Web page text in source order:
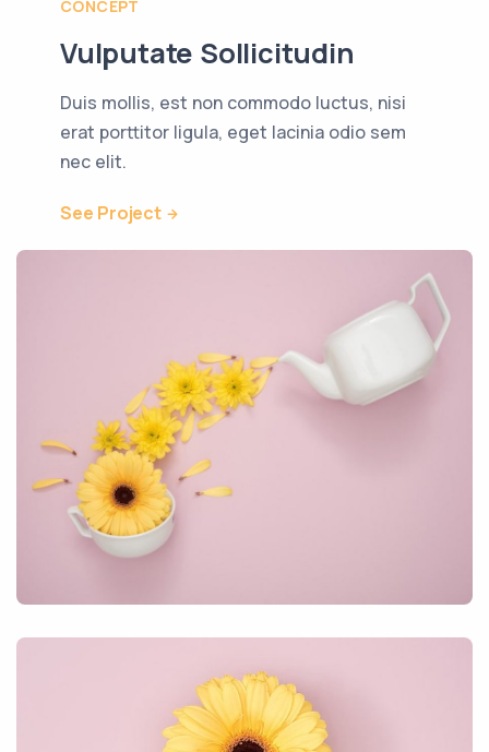
CONCEPT
Vulputate Sollicitudin
Duis mollis, est non commodo luctus, nisi
erat porttitor ligula, eget lacinia odio sem
nec elit.
See Project